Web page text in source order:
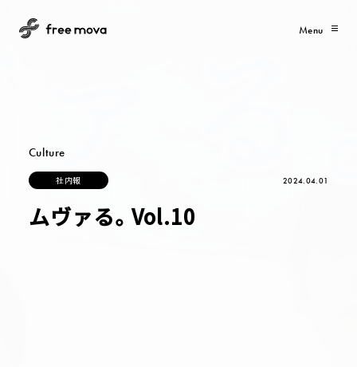
Menu
Culture
社内報
社内報
2024.04.01
ムヴァる。Vol.10